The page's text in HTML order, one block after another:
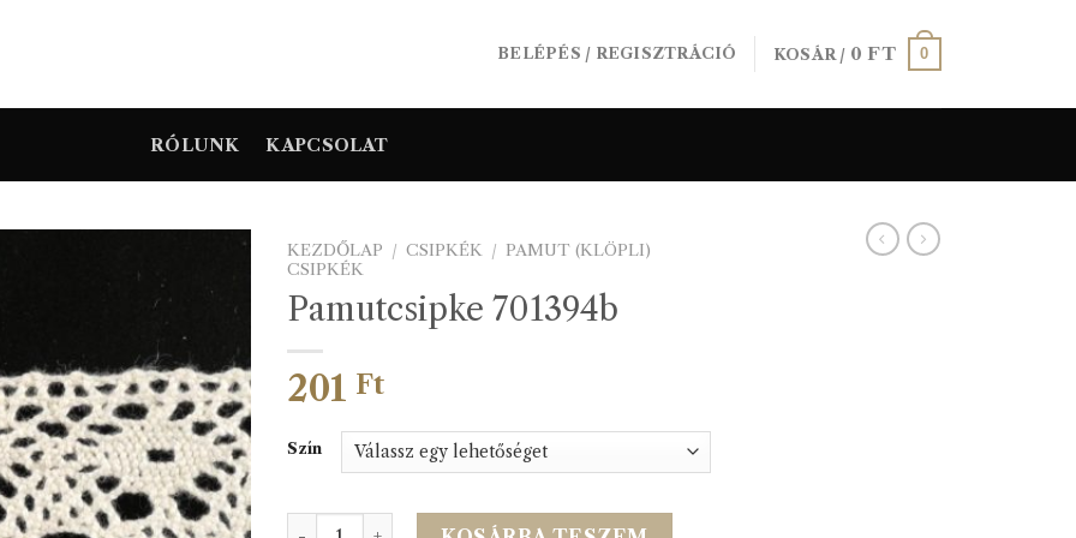
BELÉPÉS / REGISZTRÁCIÓ KOSÁR / 0FT 0
RÓLUNK KAPCSOLAT
KEZDŐLAP / CSIPKÉK / PAMUT (KLÖPLI)
CSIPKÉK
Pamutcsipke 701394b
201 Ft
Szín
Pamutcsipke 701394b mennyiség